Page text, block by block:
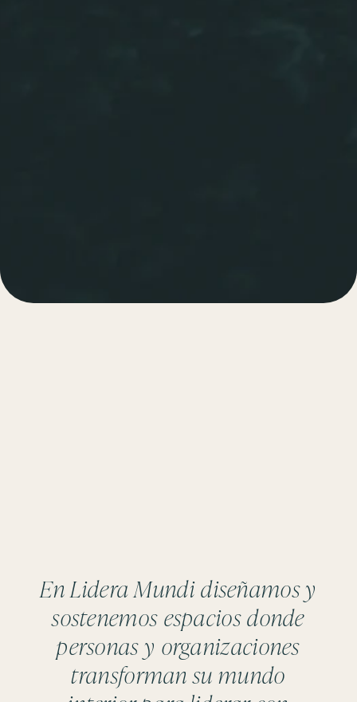
EnLidera Mundidiseñamos y
sostenemos espacios donde
personas y organizaciones
transforman su mundo